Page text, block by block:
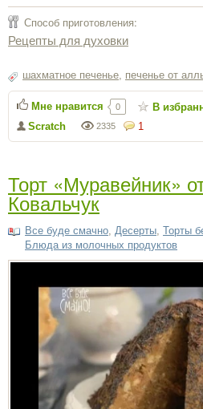
Способ приготовления:
Рецепты для духовки
шахматное печенье, печенье от
1
2335
Scratch
Мне нравится 0 В
Торт «Муравейник»
Ковальчук
Все буде смачно, Десерты, Торты
Блюда из молочных продуктов